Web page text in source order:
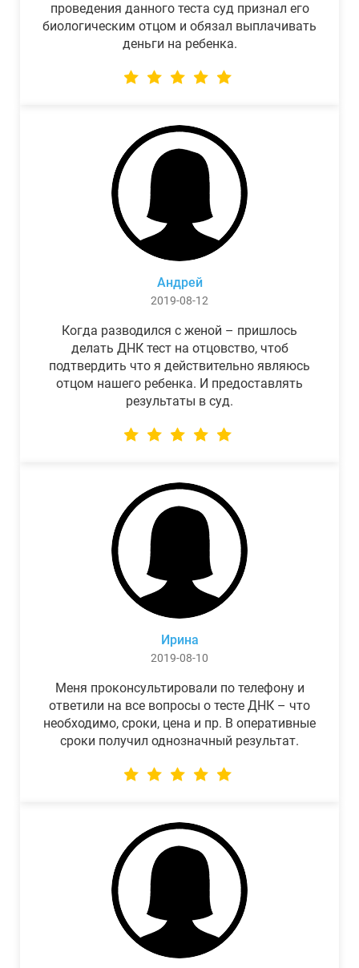
проведения данного теста суд признал его
биологическим отцом и обязал выплачивать
деньги на ребенка.
Андрей
2019-08-12
Когда разводился с женой – пришлось
делать ДНК тест на отцовство, чтоб
подтвердить что я действительно являюсь
отцом нашего ребенка. И предоставлять
результаты в суд.
Ирина
2019-08-10
Меня проконсультировали по телефону и
ответили на все вопросы о тесте ДНК – что
необходимо, сроки, цена и пр. В оперативные
сроки получил однозначный результат.